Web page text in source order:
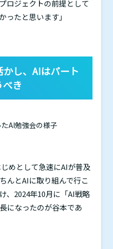
ロジェクトの前提として
ったと思います」
し、 AIはパート
き
AI勉強会の様子
めとして急速にAIが普及
んとAIに取り組んで行こ
2024年10月に「AI戦略
になったのが谷本であ